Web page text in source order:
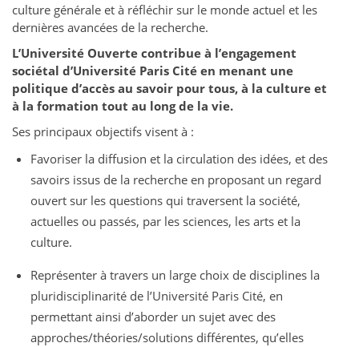
culture générale et à réfléchir sur le monde actuel et les
dernières avancées de la recherche.
L’Université Ouverte contribue à l’engagement
sociétal d’Université Paris Cité en menant une
politique d’accès au savoir pour tous, à la culture et
à la formation tout au long de la vie.
Ses principaux objectifs visent à :
Favoriser la diffusion et la circulation des idées, et des
savoirs issus de la recherche en proposant un regard
ouvert sur les questions qui traversent la société,
actuelles ou passés, par les sciences, les arts et la
culture.
Représenter à travers un large choix de disciplines la
pluridisciplinarité de l’Université Paris Cité, en
permettant ainsi d’aborder un sujet avec des
approches/théories/solutions différentes, qu’elles